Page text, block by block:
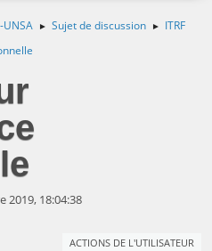
UNSA ► Sujet de discussion ► ITRF
2019, 18:04:38
ACTIONS DE L'UTILISATEUR